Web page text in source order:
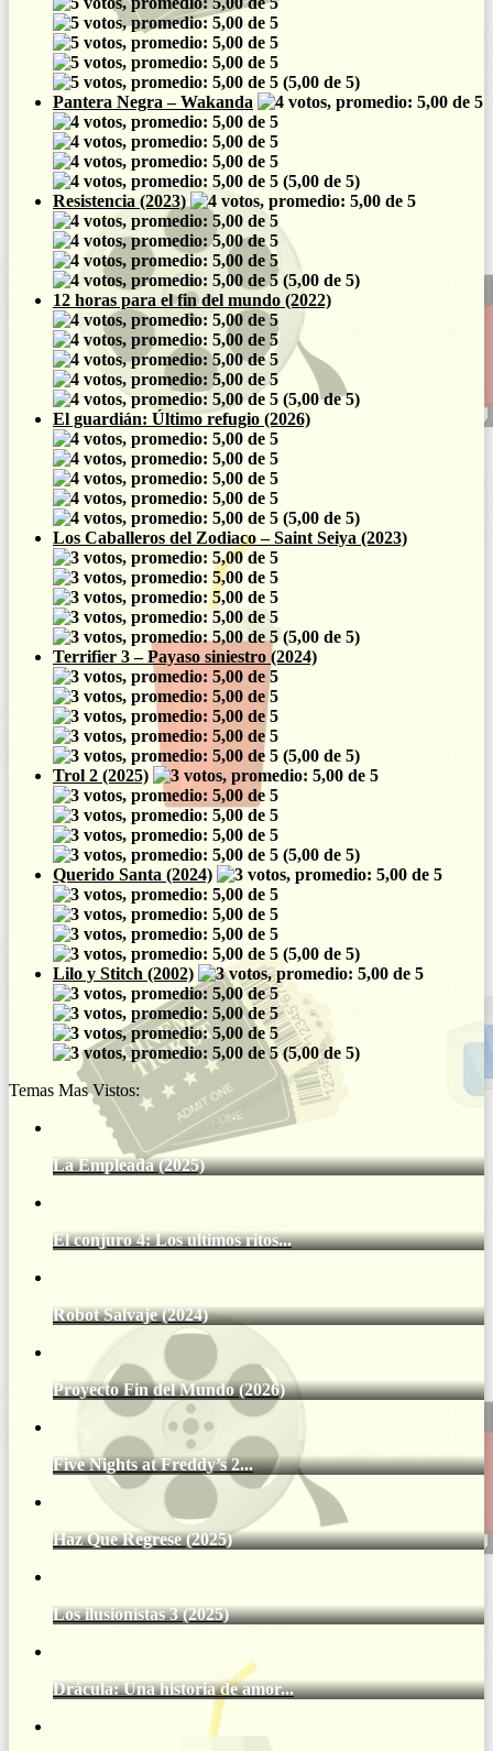
(5,00 de 5)
Pantera Negra – Wakanda
(5,00 de 5)
Resistencia (2023)
(5,00 de 5)
12 horas para el fin del mundo (2022)
(5,00 de 5)
El guardián: Último refugio (2026)
(5,00 de 5)
Los Caballeros del Zodiaco – Saint Seiya (2023)
(5,00 de 5)
Terrifier 3 – Payaso siniestro (2024)
(5,00 de 5)
Trol 2 (2025)
(5,00 de 5)
Querido Santa (2024)
(5,00 de 5)
Lilo y Stitch (2002)
(5,00 de 5)
Temas Mas Vistos:
La Empleada (2025)
El conjuro 4: Los ultimos ritos...
Robot Salvaje (2024)
Proyecto Fin del Mundo (2026)
Five Nights at Freddy’s 2...
Haz Que Regrese (2025)
Los ilusionistas 3 (2025)
Drácula: Una historia de amor...